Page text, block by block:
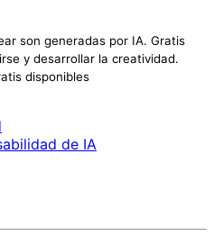
son generadas por IA. Gratis
y desarrollar la creatividad.
disponibles
de IA